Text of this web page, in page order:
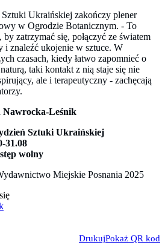
Ukraińskiej zakończy plener
w Ogrodzie Botanicznym. - To
by zatrzymać się, połączyć ze światem
i znaleźć ukojenie w sztuce. W
czasach, kiedy łatwo zapomnieć o
taki kontakt z nią staje się nie
ale i terapeutyczny - zachęcają
Nawrocka-Leśnik
Sztuki Ukraińskiej
31.08
wolny
Miejskie Posnania 2025
DrukujPokaż QR kod